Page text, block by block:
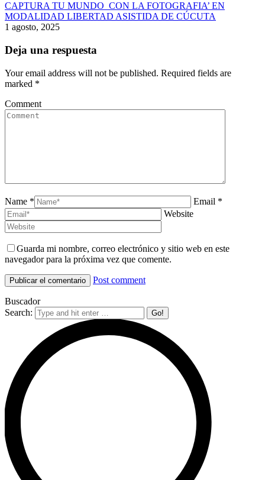
CAPTURA TU MUNDO CON LA FOTOGRAFIA’ EN
MODALIDAD LIBERTAD ASISTIDA DE CÚCUTA
1 agosto, 2025
Deja una respuesta
Your email address will not be published. Required fields are
marked *
Comment
Name *
Email *
Website
Guarda mi nombre, correo electrónico y sitio web en este
navegador para la próxima vez que comente.
Post comment
Buscador
Search: